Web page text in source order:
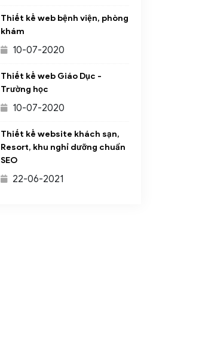
Thiết kế web bệnh viện, phòng
khám
10-07-2020
Thiết kế web Giáo Dục -
Trường học
10-07-2020
Thiết kế website khách sạn,
Resort, khu nghỉ dưỡng chuẩn
SEO
22-06-2021